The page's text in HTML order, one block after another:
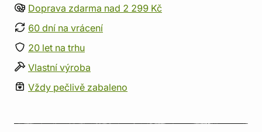
Doprava zdarma nad 2 299 Kč
60 dní na vrácení
20 let na trhu
Vlastní výroba
Vždy pečlivě zabaleno